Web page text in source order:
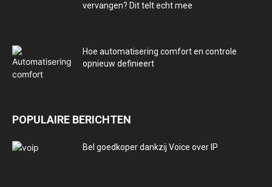
vervangen? Dit telt echt mee
Hoe automatisering comfort en controle
opnieuw definieert
POPULAIRE BERICHTEN
Bel goedkoper dankzij Voice over IP